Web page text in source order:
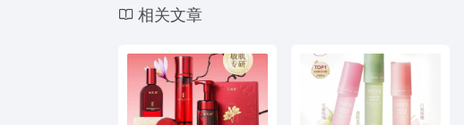
相关文章